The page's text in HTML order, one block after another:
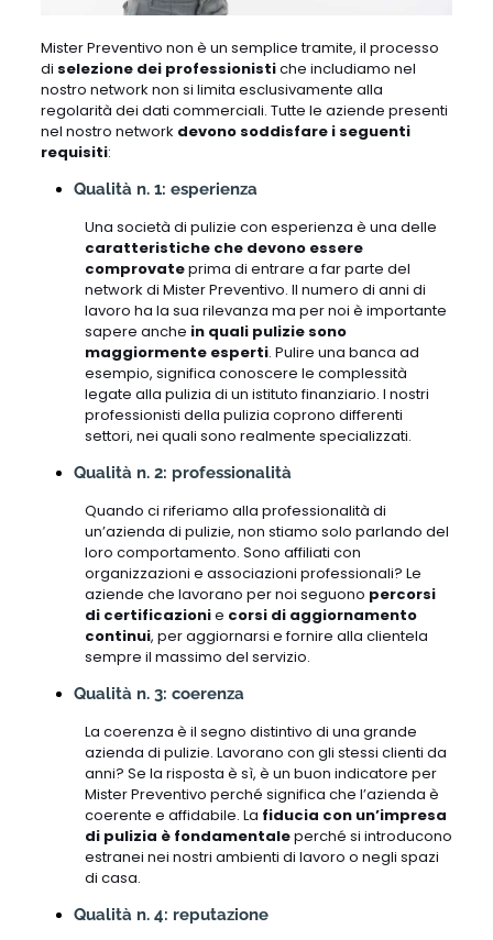
Mister Preventivo non è un semplice tramite, il processo
di selezione dei professionistiche includiamo nel
nostro network non si limita esclusivamente alla
regolarità dei dati commerciali. Tutte le aziende presenti
nel nostro network devono soddisfare i seguenti
requisiti:
Qualità n. 1: esperienza
Una società di pulizie con esperienza è una delle
caratteristiche che devono essere
comprovateprima di entrare a far parte del
network di Mister Preventivo. Il numero di anni di
lavoro ha la sua rilevanza ma per noi è importante
sapere anche in quali pulizie sono
maggiormente esperti. Pulire una banca ad
esempio, significa conoscere le complessità
legate alla pulizia di un istituto finanziario. I nostri
professionisti della pulizia coprono differenti
settori, nei quali sono realmente specializzati.
Qualità n. 2: professionalità
Quando ci riferiamo alla professionalità di
un’azienda di pulizie, non stiamo solo parlando del
loro comportamento. Sono affiliati con
organizzazioni e associazioni professionali? Le
aziende che lavorano per noi seguono percorsi
di certificazionie corsi di aggiornamento
continui, per aggiornarsi e fornire alla clientela
sempre il massimo del servizio.
Qualità n. 3: coerenza
La coerenza è il segno distintivo di una grande
azienda di pulizie. Lavorano con gli stessi clienti da
anni? Se la risposta è sì, è un buon indicatore per
Mister Preventivo perché significa che l’azienda è
coerente e affidabile. La fiducia con un’impresa
di pulizia è fondamentaleperché si introducono
estranei nei nostri ambienti di lavoro o negli spazi
di casa.
Qualità n. 4: reputazione